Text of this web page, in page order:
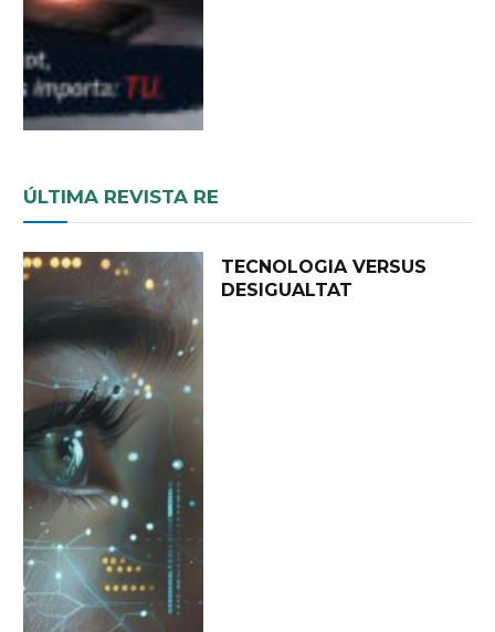
ÚLTIMA REVISTA RE
TECNOLOGIA VERSUS
DESIGUALTAT